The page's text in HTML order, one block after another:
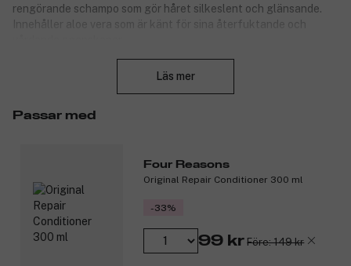
rengörande schampo som gör håret silkeslent och glänsande.
Innehåller aloe vera som är känt för sina återfuktande och
återvinningsbara förpackningar. Produkterna är 100 procent
veganska och innehåller inga animaliska ingredienser.
Plastförpackningarna är tillverkad av återvinningsbar,
Läs mer
Passar med
Four Reasons
Original Repair Conditioner 300 ml
-33%
99 kr Före: 149 kr